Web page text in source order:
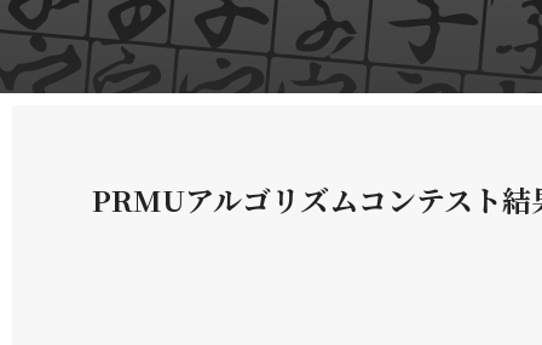
PRMUアルゴリズムコンテスト結